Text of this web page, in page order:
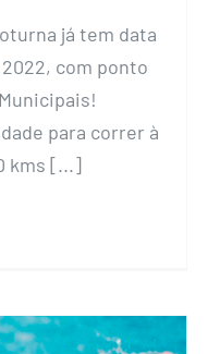
já tem data
com ponto
para correr à
kms [...]